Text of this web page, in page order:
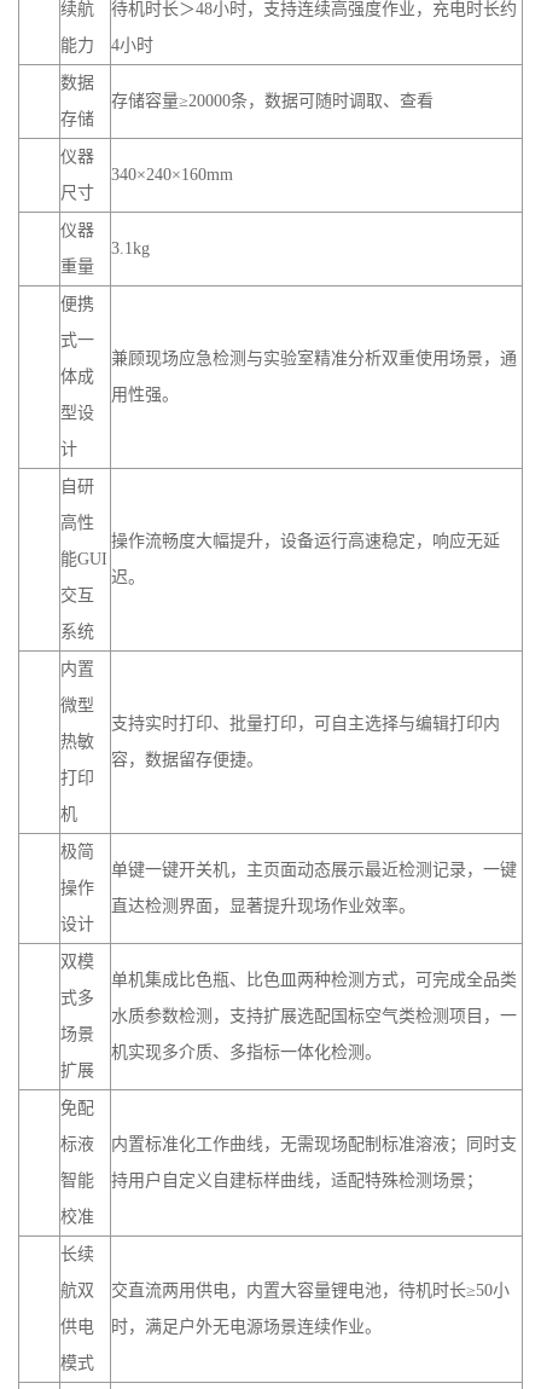
续航
能力
待机时长＞48小时，支持连续高强度作业，充电时长约
4小时
数据
存储
存储容量≥20000条，数据可随时调取、查看
仪器
尺寸
340×240×160mm
仪器
重量
3.1kg
便携
式一
体成
型设
计
兼顾现场应急检测与实验室精准分析双重使用场景，通
用性强。
自研
高性
能GUI
交互
系统
操作流畅度大幅提升，设备运行高速稳定，响应无延
迟。
内置
微型
热敏
打印
机
支持实时打印、批量打印，可自主选择与编辑打印内
容，数据留存便捷。
极简
操作
设计
单键一键开关机，主页面动态展示最近检测记录，一键
直达检测界面，显著提升现场作业效率。
双模
式多
场景
扩展
单机集成比色瓶、比色皿两种检测方式，可完成全品类
水质参数检测，支持扩展选配国标空气类检测项目，一
机实现多介质、多指标一体化检测。
免配
标液
智能
校准
内置标准化工作曲线，无需现场配制标准溶液；同时支
持用户自定义自建标样曲线，适配特殊检测场景；
长续
航双
供电
模式
交直流两用供电，内置大容量锂电池，待机时长≥50小
时，满足户外无电源场景连续作业。